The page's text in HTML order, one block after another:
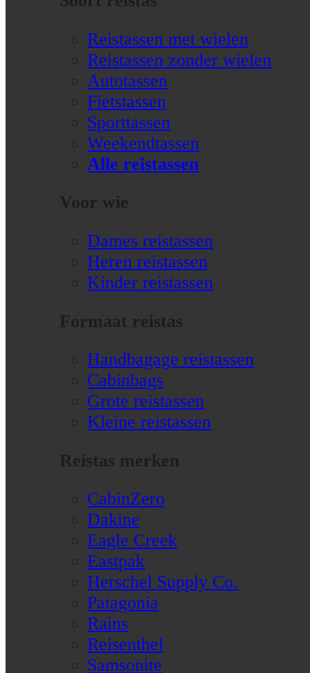
Reistassen met wielen
Reistassen zonder wielen
Autotassen
Fietstassen
Sporttassen
Weekendtassen
Alle reistassen
Voor wie
Dames reistassen
Heren reistassen
Kinder reistassen
Formaat reistas
Handbagage reistassen
Cabinbags
Grote reistassen
Kleine reistassen
Reistas merken
CabinZero
Dakine
Eagle Creek
Eastpak
Herschel Supply Co.
Patagonia
Rains
Reisenthel
Samsonite